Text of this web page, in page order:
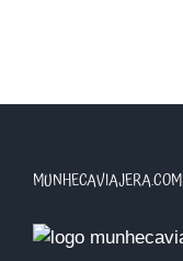
MUNHECAVIAJERA.COM